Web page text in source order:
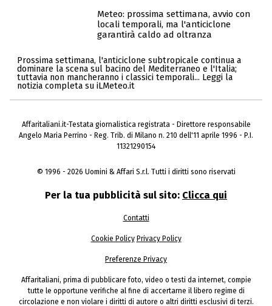
Meteo: prossima settimana, avvio con
locali temporali, ma l'anticiclone
garantirà caldo ad oltranza
Prossima settimana, l'anticiclone subtropicale continua a
dominare la scena sul bacino del Mediterraneo e l'Italia;
tuttavia non mancheranno i classici temporali... Leggi la
notizia completa su iLMeteo.it
Affaritaliani.it-Testata giornalistica registrata - Direttore responsabile
Angelo Maria Perrino - Reg. Trib. di Milano n. 210 dell'11 aprile 1996 - P.I.
11321290154
© 1996 - 2026 Uomini & Affari S.r.l. Tutti i diritti sono riservati
Per la tua pubblicità sul sito: Clicca qui
Contatti
Cookie Policy Privacy Policy
Preferenze Privacy
Affaritaliani, prima di pubblicare foto, video o testi da internet, compie
tutte le opportune verifiche al fine di accertarne il libero regime di
circolazione e non violare i diritti di autore o altri diritti esclusivi di terzi.